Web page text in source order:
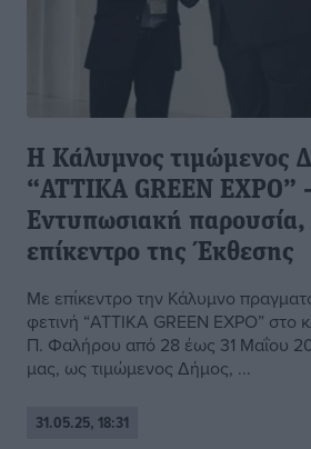
Η Κάλυμνος τιμώμενος
“ATTIKA GREEN EXPO”
Εντυπωσιακή παρουσία,
επίκεντρο της Έκθεσης
Με επίκεντρο την Κάλυμνο
φετινή “ATTIKA GREEN EXPO” στο
Π. Φαλήρου από 28 έως 31 Μαΐου
μας, ως τιμώμενος Δήμος, ...
31.05.25, 18:31